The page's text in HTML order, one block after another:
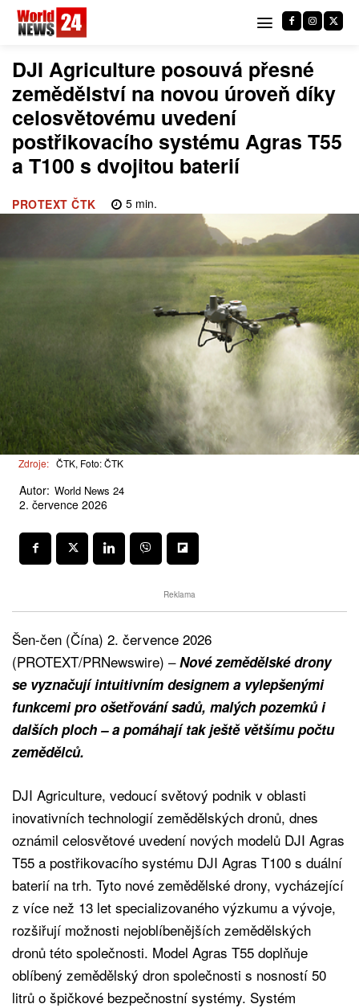
DJI Agriculture posouvá přesné
zemědělství na novou úroveň díky
celosvětovému uvedení
postřikovacího systému Agras T55
a T100 s dvojitou baterií
PROTEXT ČTK 5min.
Zdroje: ČTK, Foto: ČTK
Autor: World News 24
2. července 2026
Reklama
Šen-čen (Čína) 2. července 2026
(PROTEXT/PRNewswire) –Nové zemědělské drony
se vyznačují intuitivním designem a vylepšenými
funkcemi pro ošetřování sadů, malých pozemků i
dalších ploch – a pomáhají tak ještě většímu počtu
zemědělců.
DJI Agriculture, vedoucí světový podnik v oblasti
inovativních technologií zemědělských dronů, dnes
oznámil celosvětové uvedení nových modelů DJI Agras
T55 a postřikovacího systému DJI Agras T100 s duální
baterií na trh. Tyto nové zemědělské drony, vycházející
z více než 13 let specializovaného výzkumu a vývoje,
rozšiřují možnosti nejoblíbenějších zemědělských
dronů této společnosti. Model Agras T55 doplňuje
oblíbený zemědělský dron společnosti s nosností 50
litrů o špičkové bezpečnostní systémy. Systém